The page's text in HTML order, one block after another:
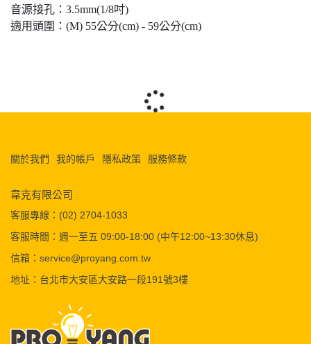
音源接孔：3.5mm(1/8吋)
適用頭圍：(M) 55公分(cm) - 59公分(cm)
關於我們 我的帳戶 隱私政策 服務條款
韋克有限公司
客服專線：(02) 2704-1033
客服時間：週一至五 09:00-18:00 (中午12:00~13:30休息)
信箱：service@proyang.com.tw
地址：台北市大安區大安路一段191號3樓